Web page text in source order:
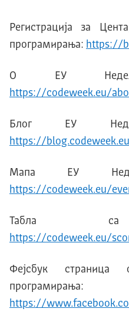
Регистрација за
програмирања: https://
О ЕУ Недељи
https://codeweek.eu/
Блог ЕУ
https://
Мапа ЕУ
https://codeweek.eu/
Табла са
https://codeweek.eu/
Фејсбук
програмирања:
https://